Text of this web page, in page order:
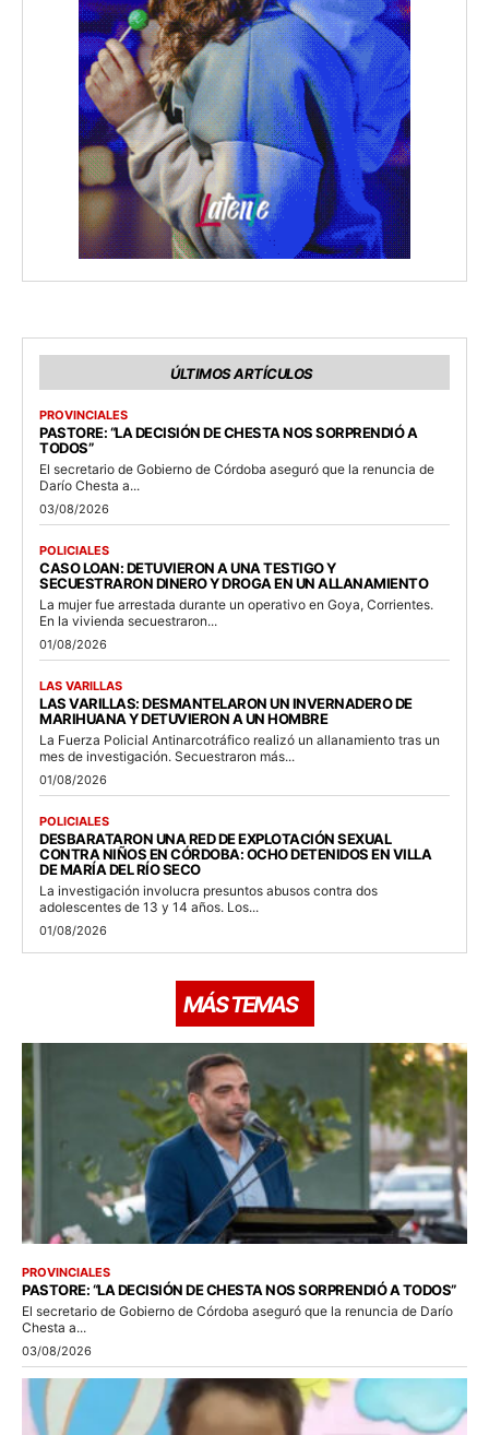
ÚLTIMOS ARTÍCULOS
PROVINCIALES
PASTORE: “LA DECISIÓN DE CHESTA NOS SORPRENDIÓ A
TODOS”
El secretario de Gobierno de Córdoba aseguró que la renuncia de
Darío Chesta a...
03/08/2026
POLICIALES
CASO LOAN: DETUVIERON A UNA TESTIGO Y
SECUESTRARON DINERO Y DROGA EN UN ALLANAMIENTO
La mujer fue arrestada durante un operativo en Goya, Corrientes.
En la vivienda secuestraron...
01/08/2026
LAS VARILLAS
LAS VARILLAS: DESMANTELARON UN INVERNADERO DE
MARIHUANA Y DETUVIERON A UN HOMBRE
La Fuerza Policial Antinarcotráfico realizó un allanamiento tras un
mes de investigación. Secuestraron más...
01/08/2026
POLICIALES
DESBARATARON UNA RED DE EXPLOTACIÓN SEXUAL
CONTRA NIÑOS EN CÓRDOBA: OCHO DETENIDOS EN VILLA
DE MARÍA DEL RÍO SECO
La investigación involucra presuntos abusos contra dos
adolescentes de 13 y 14 años. Los...
01/08/2026
MÁS TEMAS
PROVINCIALES
PASTORE: “LA DECISIÓN DE CHESTA NOS SORPRENDIÓ A TODOS”
El secretario de Gobierno de Córdoba aseguró que la renuncia de Darío
Chesta a...
03/08/2026